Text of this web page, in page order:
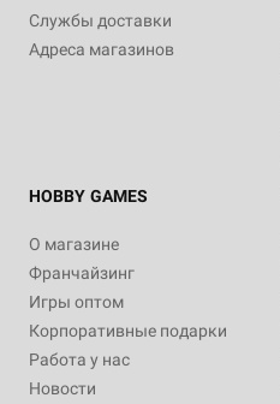
Службы доставки
Адреса магазинов
HOBBY GAMES
О магазине
Франчайзинг
Игры оптом
Корпоративные подарки
Работа у нас
Новости